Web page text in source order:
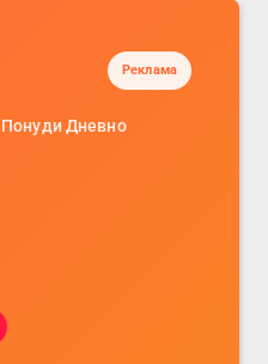
Реклама
Дневно